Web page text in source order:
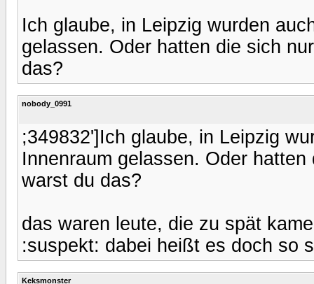
Ich glaube, in Leipzig wurden
gelassen. Oder hatten die sich
das?
nobody_0991
;349832']Ich glaube, in Leipzig
Innenraum gelassen. Oder
warst du das?
das waren leute, die zu spät
:suspekt: dabei heißt es doch so
Keksmonster